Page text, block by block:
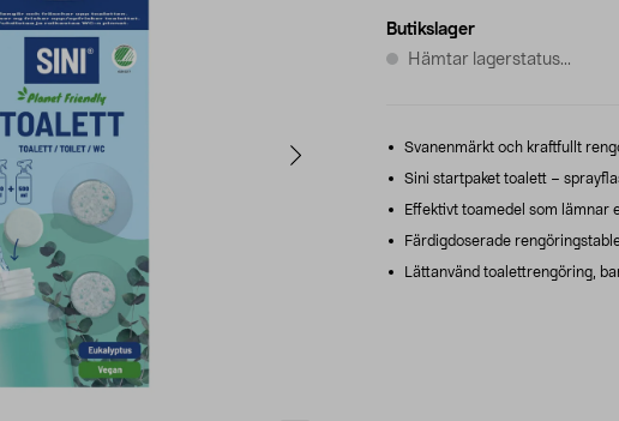
Butikslager
Hämtar lagerstatus...
Svanenmärkt och kraftfullt
Sini startpaket toalett –
Effektivt toamedel som lämnar
Färdigdoserade
Lättanvänd toalettrengöring,